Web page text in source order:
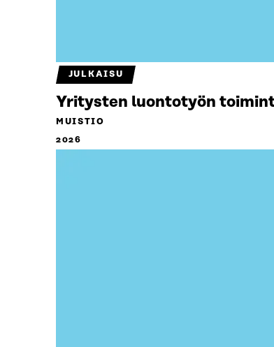
JULKAISU
Yritysten luontotyön
MUISTIO
2026